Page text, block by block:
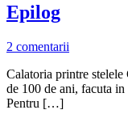
Epilog
2 comentarii
Calatoria printre stelele
de 100 de ani, facuta
Pentru […]